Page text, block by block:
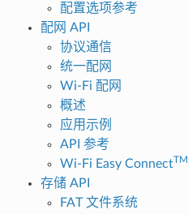
配置选项参考
配网 API
协议通信
统一配网
Wi-Fi 配网
概述
应用示例
API 参考
Wi-Fi Easy ConnectTM
存储 API
FAT 文件系统